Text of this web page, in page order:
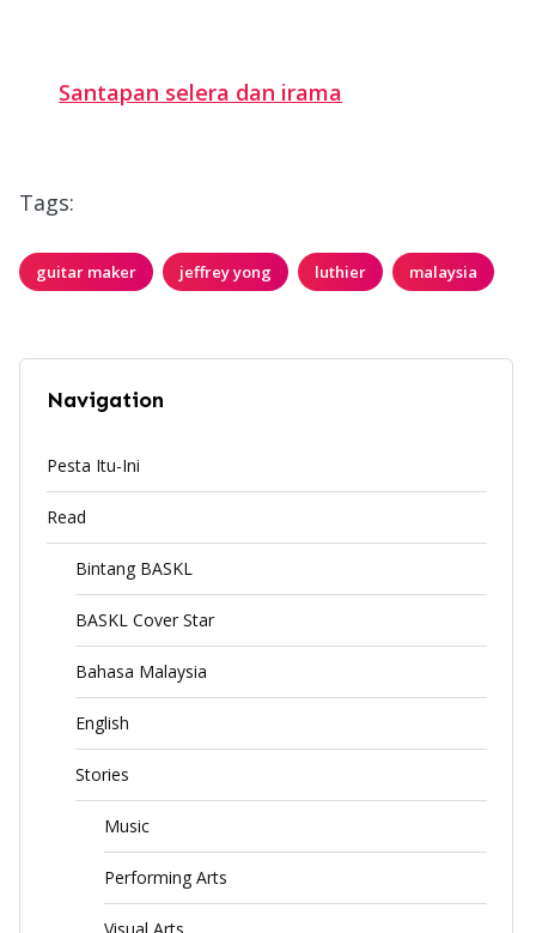
Santapan selera dan irama
Tags:
guitar maker jeffrey yong luthier malaysia
Navigation
Pesta Itu-Ini
Read
Bintang BASKL
BASKL Cover Star
Bahasa Malaysia
English
Stories
Music
Performing Arts